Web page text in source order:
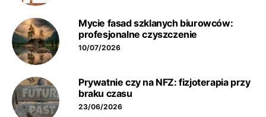
Mycie fasad szklanych biurowców:
profesjonalne czyszczenie
10/07/2026
Prywatnie czy na NFZ: fizjoterapia przy
braku czasu
23/06/2026